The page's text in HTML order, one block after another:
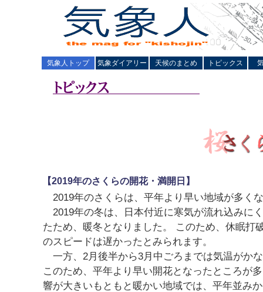
気象人トップ 気象ダイアリー 天候のまとめ トピックス
【2019年のさくらの開花・満開日】
2019年のさくらは、平年より早い地域が多く
2019年の冬は、日本付近に寒気が流れ込みに
たため、暖冬となりました。 このため、休眠打
のスピードは遅かったとみられます。
一方、2月後半から3月中ごろまでは気温がか
このため、平年より早い開花となったところが
響が大きいもともと暖かい地域では、平年並み